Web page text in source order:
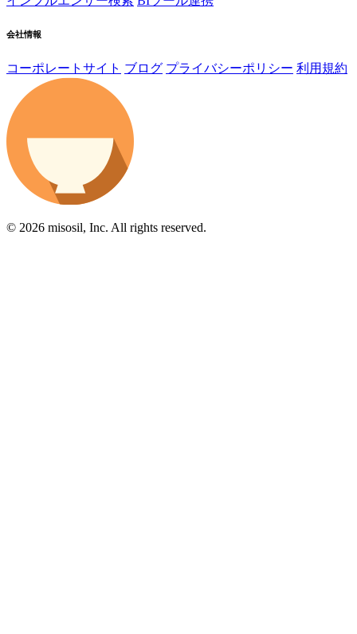
会社情報
コーポレートサイト ブログ プライバシーポリシー 利用規約
© 2026 misosil, Inc. All rights reserved.